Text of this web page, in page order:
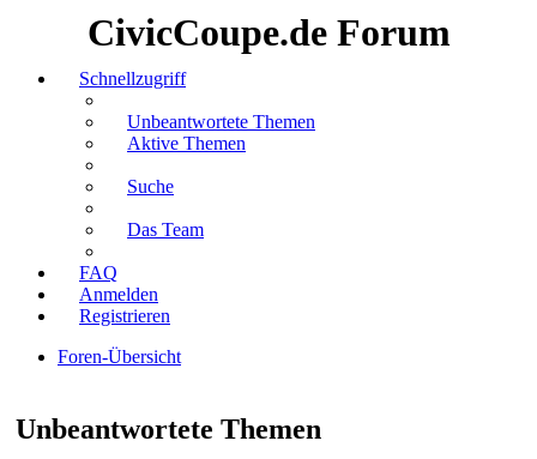
CivicCoupe.de Forum
Schnellzugriff
Unbeantwortete Themen
Aktive Themen
Suche
Das Team
FAQ
Anmelden
Registrieren
Foren-Übersicht
Unbeantwortete Themen